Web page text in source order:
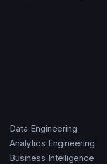
Data Engineering
Analytics Engineering
Business Intelligence